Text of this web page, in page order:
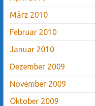
März 2010
Februar 2010
Januar 2010
Dezember 2009
November 2009
Oktober 2009